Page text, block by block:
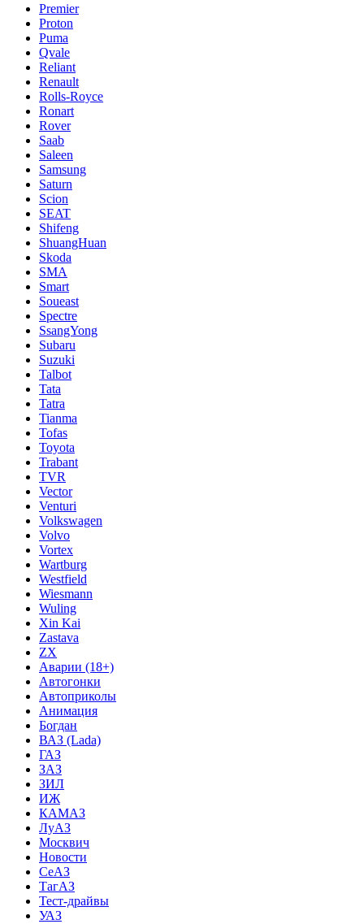
Premier
Proton
Puma
Qvale
Reliant
Renault
Rolls-Royce
Ronart
Rover
Saab
Saleen
Samsung
Saturn
Scion
SEAT
Shifeng
ShuangHuan
Skoda
SMA
Smart
Soueast
Spectre
SsangYong
Subaru
Suzuki
Talbot
Tata
Tatra
Tianma
Tofas
Toyota
Trabant
TVR
Vector
Venturi
Volkswagen
Volvo
Vortex
Wartburg
Westfield
Wiesmann
Wuling
Xin Kai
Zastava
ZX
Аварии (18+)
Автогонки
Автоприколы
Анимация
Богдан
ВАЗ (Lada)
ГАЗ
ЗАЗ
ЗИЛ
ИЖ
КАМАЗ
ЛуАЗ
Москвич
Новости
СеАЗ
ТагАЗ
Тест-драйвы
УАЗ